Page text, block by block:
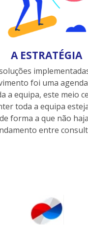
A ESTRATÉGIA
foi uma
a equipa, este meio
toda a equipa
forma a que não
entre